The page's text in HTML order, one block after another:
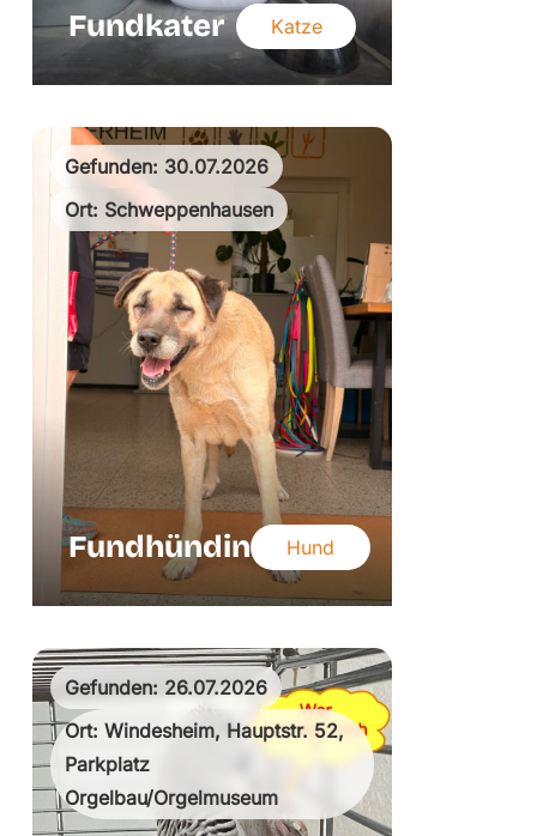
Fundkater Katze
Gefunden: 30.07.2026
Ort: Schweppenhausen
Fundhündin Hund
Gefunden: 26.07.2026
Ort: Windesheim, Hauptstr. 52,
Parkplatz
Orgelbau/Orgelmuseum